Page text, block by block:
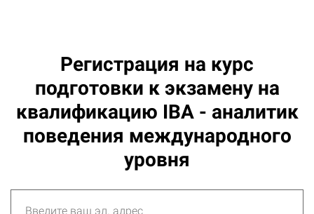
Регистрация на курс
подготовки к экзамену на
квалификацию IBA - аналитик
поведения международного
уровня